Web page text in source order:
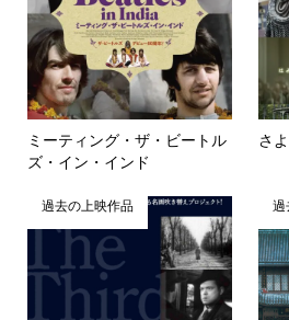
ミーティング・ザ・ビートル
ズ・イン・インド
さ
過去の上映作品